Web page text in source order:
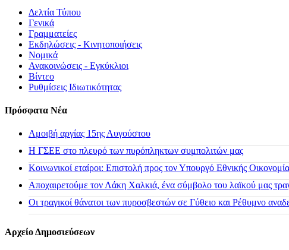
Δελτία Τύπου
Γενικά
Γραμματείες
Εκδηλώσεις - Κινητοποιήσεις
Νομικά
Ανακοινώσεις - Εγκύκλιοι
Βίντεο
Ρυθμίσεις Ιδιωτικότητας
Πρόσφατα Νέα
Αμοιβή αργίας 15ης Αυγούστου
H ΓΣΕΕ στο πλευρό των πυρόπληκτων συμπολιτών μας
Κοινωνικοί εταίροι: Επιστολή προς τον Υπουργό Εθνικής
Αποχαιρετούμε τον Λάκη Χαλκιά, ένα σύμβολο του λαϊκού μας
Οι τραγικοί θάνατοι των πυροσβεστών σε Γύθειο και Ρέθυμνο
Αρχείο Δημοσιεύσεων